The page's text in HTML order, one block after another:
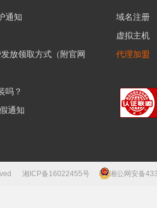
通知
放领取方式（附官网
吗？
通知
域名注册
虚拟主机
代理加盟
湘ICP备16022455号 湘公网安备